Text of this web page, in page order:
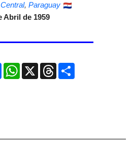
Central, Paraguay
Abril de 1959
FacebookWhatsApp
X ThreadsCompartir